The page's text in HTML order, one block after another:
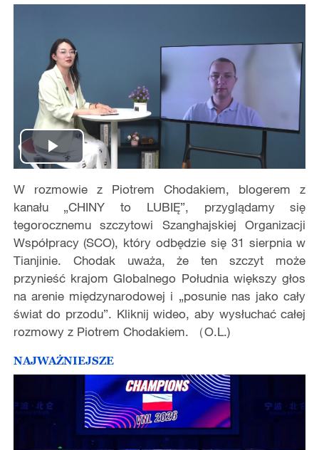
Play
Video
W rozmowie z Piotrem Chodakiem, blogerem z
kanału „CHINY to LUBIĘ”, przyglądamy się
tegorocznemu szczytowi Szanghajskiej Organizacji
Współpracy (SCO), który odbędzie się 31 sierpnia w
Tianjinie. Chodak uważa, że ten szczyt może
przynieść krajom Globalnego Południa większy głos
na arenie międzynarodowej i „posunie nas jako cały
świat do przodu”. Kliknij wideo, aby wysłuchać całej
rozmowy z Piotrem Chodakiem. （O.L.)
NAJWAŻNIEJSZE